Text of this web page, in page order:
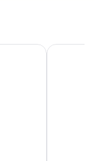
ーハ オリック